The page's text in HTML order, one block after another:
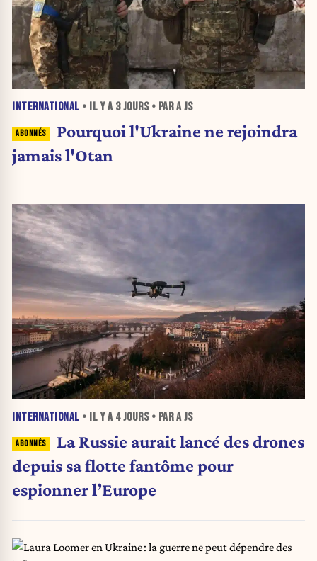
INTERNATIONAL • IL Y A 3 JOURS• PAR A JS
Pourquoi l'Ukraine ne rejoindra
jamais l'Otan
INTERNATIONAL • IL Y A 4 JOURS• PAR A JS
La Russie aurait lancé des drones
depuis sa flotte fantôme pour
espionner l’Europe